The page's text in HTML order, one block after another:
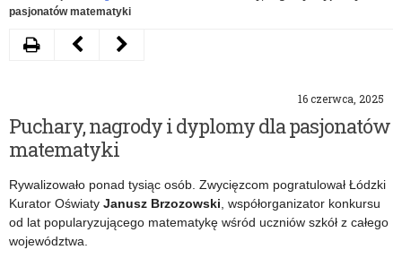
pasjonatów matematyki
16 czerwca, 2025
Puchary, nagrody i dyplomy dla pasjonatów
matematyki
Rywalizowało ponad tysiąc osób. Zwycięzcom pogratulował Łódzki
Kurator Oświaty Janusz Brzozowski , współorganizator konkursu
od lat popularyzującego matematykę wśród uczniów szkół z całego
województwa.
DrukujNastępny
kuratora
dyrektorami
przedszkoli
Poprzedni
świętuje
lecie